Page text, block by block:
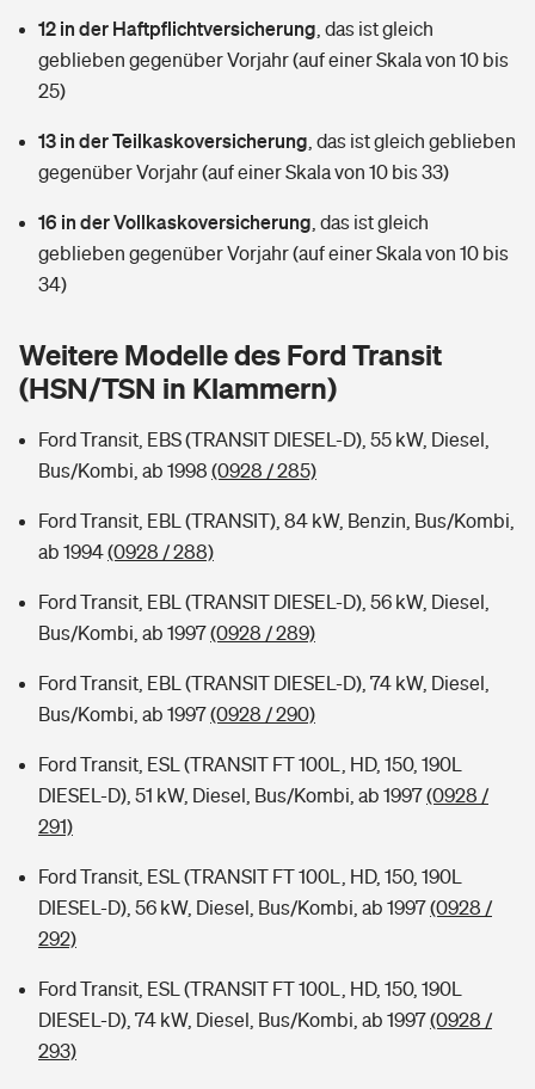
Wer versichert was: Jetzt Versicherer finden
Sie haben Fragen?
Mietkautionsversicherung
Restkreditversicherung
Tools
Hochwasser-Check: Wie gefährdet ist Ihr Haus?
Sie haben Fragen?
Kinderinvalidität
Hundehalter-Haftpflicht
Handyversicherung
Private Cyberversicherung
Zur Übersicht
Kinderunfall-Check: Mehr Sicherheit für deine Kids
Typklassen: So ist Ihr Auto eingestuft
Sie haben Fragen?
Tierkrankenversicherung
Zur Übersicht
Tools
Wer versichert was: Jetzt Versicherer finden
Rentenrechner: Wie viel Geld bekomme ich im Alter?
12 in der Haftpflichtversicherung das ist gleich
geblieben gegenüber Vorjahr (auf einer Skala von 10 bis
25)
13 in der Teilkaskoversicherung das ist gleich geblieben
gegenüber Vorjahr (auf einer Skala von 10 bis 33)
16 in der Vollkaskoversicherung das ist gleich
geblieben gegenüber Vorjahr (auf einer Skala von 10 bis
34)
Weitere Modelle des Ford Transit
(HSN/TSN in Klammern)
Ford Transit, EBS (TRANSIT DIESEL-D), 55 kW, Diesel,
Bus/Kombi, ab 1998 (0928 / 285)
Ford Transit, EBL (TRANSIT), 84 kW, Benzin, Bus/Kombi,
ab 1994(0928 / 288)
Ford Transit, EBL (TRANSIT DIESEL-D), 56 kW, Diesel,
Bus/Kombi, ab 1997(0928 / 289)
Ford Transit, EBL (TRANSIT DIESEL-D), 74 kW, Diesel,
Bus/Kombi, ab 1997(0928 / 290)
Ford Transit, ESL (TRANSIT FT 100L, HD, 150, 190L
DIESEL-D), 51 kW, Diesel, Bus/Kombi, ab 1997(0928 /
291)
Ford Transit, ESL (TRANSIT FT 100L, HD, 150, 190L
DIESEL-D), 56 kW, Diesel, Bus/Kombi, ab 1997(0928 /
292)
Ford Transit, ESL (TRANSIT FT 100L, HD, 150, 190L
DIESEL-D), 74 kW, Diesel, Bus/Kombi, ab 1997(0928 /
293)